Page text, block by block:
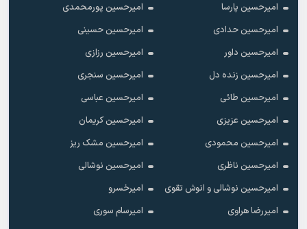
امیرحسین پارسا
امیرحسین پورمحمدی
امیرحسین حدادی
امیرحسین حسینی
امیرحسین داور
امیرحسین رزازی
امیرحسین زنده دل
امیرحسین سنجری
امیرحسین طائی
امیرحسین عباسی
امیرحسین عزیزی
امیرحسین کریمان
امیرحسین محمودی
امیرحسین مشک ریز
امیرحسین ناظری
امیرحسین نوشالی
امیرحسین نوشالی و انوش تقوی
امیرخسرو
امیررضا هراوی
امیرسام سوری